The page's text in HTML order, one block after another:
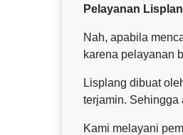
Pelayanan
Nah, apabila
karena pelayanan
Lisplang dibuat
terjamin. Sehingga
Kami melayani